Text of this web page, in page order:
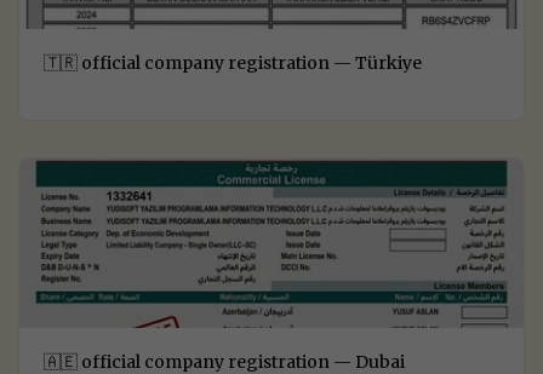
🇹🇷 official company registration — Türkiye
🇦🇪 official company registration — Dubai